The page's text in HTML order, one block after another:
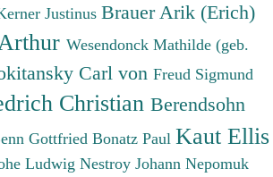
Justinus Brauer Arik (Erich)
Wesendonck Mathilde (geb.
Carl von Freud Sigmund
Christian Berendsohn
Gottfried Bonatz Paul Kaut Ellis
Ludwig Nestroy Johann Nepomuk